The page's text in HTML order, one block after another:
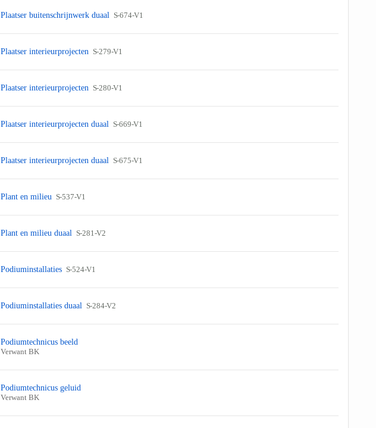
Plaatser buitenschrijnwerk duaal S-674-V1
Plaatser interieurprojecten S-279-V1
Plaatser interieurprojecten S-280-V1
Plaatser interieurprojecten duaal S-669-V1
Plaatser interieurprojecten duaal S-675-V1
Plant en milieu S-537-V1
Plant en milieu duaal S-281-V2
Podiuminstallaties S-524-V1
Podiuminstallaties duaal S-284-V2
Podiumtechnicus beeld
Verwant BK
Podiumtechnicus geluid
Verwant BK